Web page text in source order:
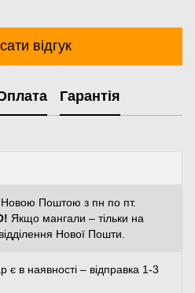
відгук
Гарантія
Новою Поштою з пн по пт.
Якщо мангали – тільки на
Нової Пошти.
є в наявності – відправка 1-3